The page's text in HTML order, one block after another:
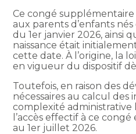
Ce congé supplémentaire
aux parents d’enfants
du 1er janvier 2026, ainsi
naissance était
cette date. À l’origine, la
en vigueur du dispositif
Toutefois, en raison des
nécessaires au calcul des
complexité administrative
l’accès effectif à ce
au 1er juillet 2026.